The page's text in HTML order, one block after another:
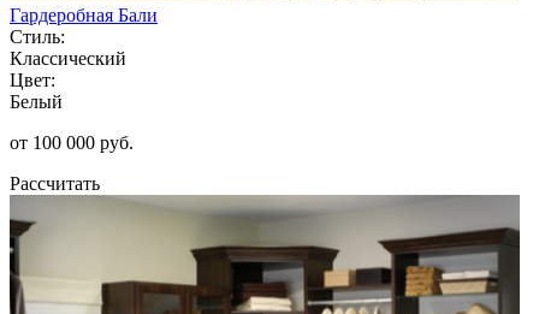
Гардеробная Бали
Стиль:
Классический
Цвет:
Белый
от 100 000 руб.
Рассчитать